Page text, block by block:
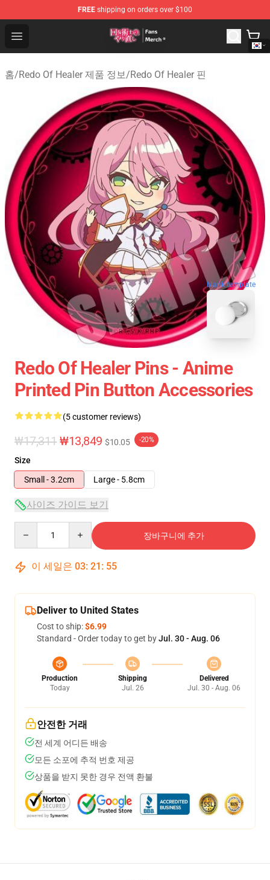
FREE shipping on orders over $100
Open menu
Redo Of Healer Store - Official Redo Of Healer
홈/Redo Of Healer 제품 정보/Redo Of Healer 핀
blank template
Redo Of Healer Pins - Anime
Printed Pin Button Accessories
(5 customer reviews)
₩17,311 ₩13,849 $10.05 -20%
Size
Small - 3.2cm
Large - 5.8cm
사이즈 가이드 보기
장바구니에 추가
이 세일은 03: 21 : 54
Deliver to United States
Cost to ship:$6.99
Standard - Order today to get byJul. 30 - Aug. 06
Production
Today
Shipping
Jul. 26
Delivered
Jul. 30 - Aug. 06
안전한 거래
전 세계 어디든 배송
모든 소포에 추적 번호 제공
상품을 받지 못한 경우 전액 환불